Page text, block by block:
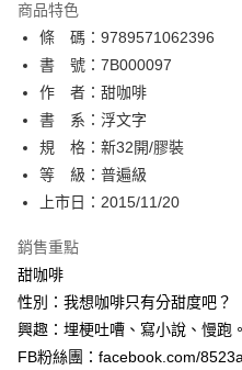
相關說明
【關於「AFTEE先享後付」】
AFTEE先享後付是「在收到商品之
便利好安心！
１．簡單：不需註冊會員、不需綁卡
２．便利：只要手機號碼，簡訊認證
３．安心：先確認商品／服務後，再
【「AFTEE先享後付」結帳流程】
１．於結帳方式選擇「AFTEE先享
２．訂單成立數日內，您將收到繳費
ATM／網路銀行／等多元方式進行付
※ 請注意：結帳手續完成當下不需立
購買商品的店家。未經商家同意取消
後付繳納相關費用。
※ 交易是否成功請以「AFTEE先享
ATM付款
運送方式
全家取貨付款
每筆NT$80，滿NT$500(含以上)
每筆NT$80，滿NT$500(含以上)
每筆NT$80，滿NT$500(含以上)
付款後萊爾富取貨
商品特色
條 碼：9789571062396
書 號：7B000097
作 者：甜咖啡
書 系：浮文字
規 格：新32開/膠裝
等 級：普遍級
上市日：2015/11/20
銷售重點
甜咖啡
性別：我想咖啡只有分甜度吧？
興趣：埋梗吐嘈、寫小說、慢跑。
FB粉絲團：facebook.com/